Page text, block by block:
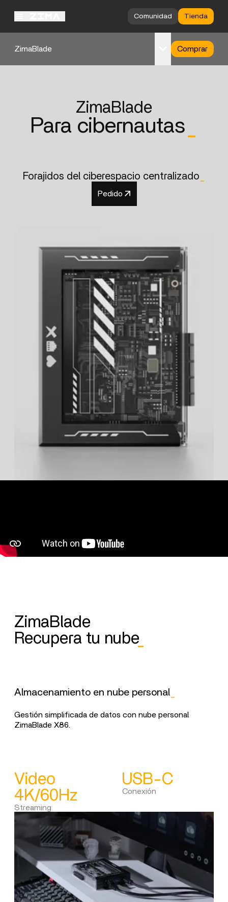
Comunidad Tienda
ZimaBlade Comprar
ZimaBlade
Para cibernautas
Forajidos del ciberespacio centralizado
Pedido
ZimaBlade
Recupera tu nube_
Almacenamiento en nube personal
Gestión simplificada de datos con nube personal
ZimaBlade X86.
Video
4K/60Hz
Streaming
USB-C
Conexión